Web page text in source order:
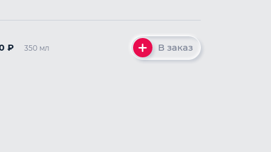
₽ 350 мл В заказ